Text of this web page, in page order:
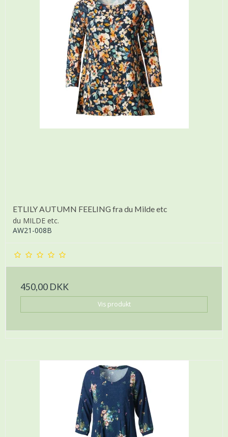
ETLILY AUTUMN FEELING fra du Milde etc
du MILDE etc.
AW21-008B
450,00 DKK
Vis produkt